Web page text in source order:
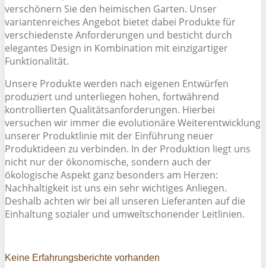
verschönern Sie den heimischen Garten. Unser
variantenreiches Angebot bietet dabei Produkte für
verschiedenste Anforderungen und besticht durch
elegantes Design in Kombination mit einzigartiger
Funktionalität.
Unsere Produkte werden nach eigenen Entwürfen
produziert und unterliegen hohen, fortwährend
kontrollierten Qualitätsanforderungen. Hierbei
versuchen wir immer die evolutionäre Weiterentwicklung
unserer Produktlinie mit der Einführung neuer
Produktideen zu verbinden. In der Produktion liegt uns
nicht nur der ökonomische, sondern auch der
ökologische Aspekt ganz besonders am Herzen:
Nachhaltigkeit ist uns ein sehr wichtiges Anliegen.
Deshalb achten wir bei all unseren Lieferanten auf die
Einhaltung sozialer und umweltschonender Leitlinien.
Keine Erfahrungsberichte vorhanden